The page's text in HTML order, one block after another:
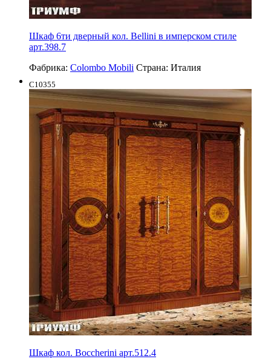
Шкаф 6ти дверный кол. Bellini в имперском стиле
арт.398.7
Фабрика: Colombo Mobili Страна: Италия
C10355
Шкаф кол. Boccherini арт.512.4